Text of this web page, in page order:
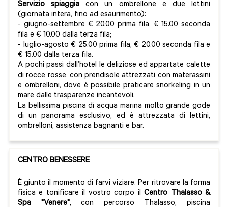
Servizio spiaggia con un ombrellone e due lettini
(giornata intera, fino ad esaurimento):
- giugno-settembre € 20.00 prima fila, € 15.00 seconda
fila e € 10.00 dalla terza fila;
- luglio-agosto € 25.00 prima fila, € 20.00 seconda fila e
€ 15.00 dalla terza fila.
A pochi passi dall’hotel le deliziose ed appartate calette
di rocce rosse, con prendisole attrezzati con materassini
e ombrelloni, dove è possibile praticare snorkeling in un
mare dalle trasparenze incantevoli.
La bellissima piscina di acqua marina molto grande gode
di un panorama esclusivo, ed è attrezzata di lettini,
ombrelloni, assistenza bagnanti e bar.
CENTRO BENESSERE
È giunto il momento di farvi viziare. Per ritrovare la forma
fisica e tonificare il vostro corpo ilCentro Thalasso &
Spa "Venere", con percorso Thalasso, piscina